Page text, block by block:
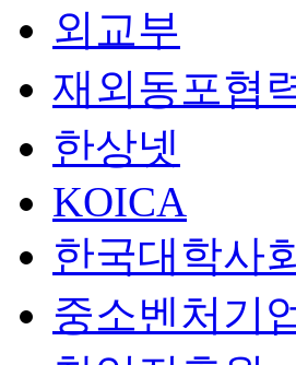
외교부
재외동포협
한상넷
KOICA
한국대학사
중소벤처기